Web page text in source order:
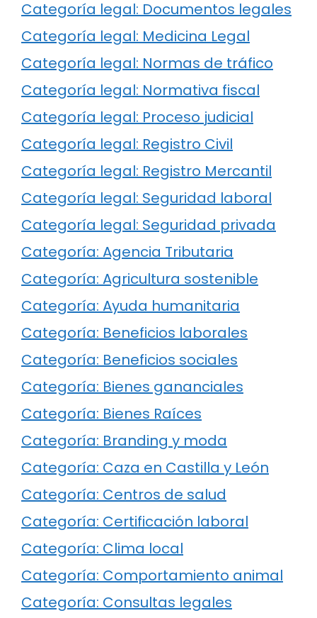
Categoría legal: Documentos legales
Categoría legal: Medicina Legal
Categoría legal: Normas de tráfico
Categoría legal: Normativa fiscal
Categoría legal: Proceso judicial
Categoría legal: Registro Civil
Categoría legal: Registro Mercantil
Categoría legal: Seguridad laboral
Categoría legal: Seguridad privada
Categoría: Agencia Tributaria
Categoría: Agricultura sostenible
Categoría: Ayuda humanitaria
Categoría: Beneficios laborales
Categoría: Beneficios sociales
Categoría: Bienes gananciales
Categoría: Bienes Raíces
Categoría: Branding y moda
Categoría: Caza en Castilla y León
Categoría: Centros de salud
Categoría: Certificación laboral
Categoría: Clima local
Categoría: Comportamiento animal
Categoría: Consultas legales